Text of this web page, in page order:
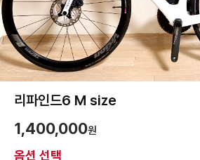
리파인드6 M size
1,400,000원
옵션 선택